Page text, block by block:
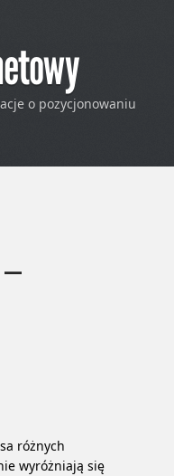
o pozycjonowaniu
różnych
wyróżniają się